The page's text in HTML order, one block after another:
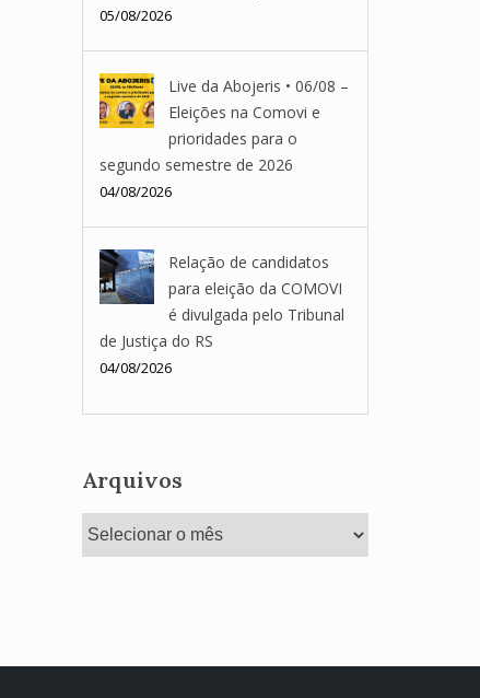
05/08/2026
Live da Abojeris • 06/08 –
Eleições na Comovi e
prioridades para o
segundo semestre de 2026
04/08/2026
Relação de candidatos
para eleição da COMOVI
é divulgada pelo Tribunal
de Justiça do RS
04/08/2026
Arquivos
Arquivos